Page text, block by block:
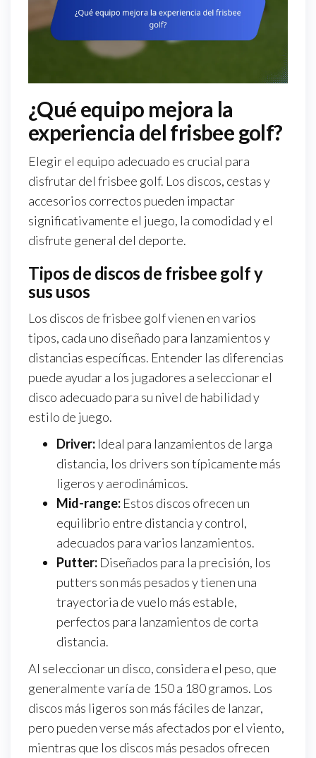
¿Qué equipo mejora la
experiencia del frisbee golf?
Elegir el equipo adecuado es crucial para
disfrutar del frisbee golf. Los discos, cestas y
accesorios correctos pueden impactar
significativamente el juego, la comodidad y el
disfrute general del deporte.
Tipos de discos de frisbee golf y
sus usos
Los discos de frisbee golf vienen en varios
tipos, cada uno diseñado para lanzamientos y
distancias específicas. Entender las diferencias
puede ayudar a los jugadores a seleccionar el
disco adecuado para su nivel de habilidad y
estilo de juego.
Driver: Ideal para lanzamientos de larga
distancia, los drivers son típicamente más
ligeros y aerodinámicos.
Mid-range: Estos discos ofrecen un
equilibrio entre distancia y control,
adecuados para varios lanzamientos.
Putter: Diseñados para la precisión, los
putters son más pesados y tienen una
trayectoria de vuelo más estable,
perfectos para lanzamientos de corta
distancia.
Al seleccionar un disco, considera el peso, que
generalmente varía de 150 a 180 gramos. Los
discos más ligeros son más fáciles de lanzar,
pero pueden verse más afectados por el viento,
mientras que los discos más pesados ofrecen